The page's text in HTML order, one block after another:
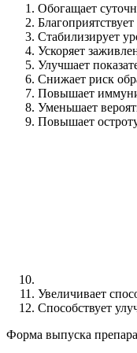
Обогащает
Стабилизирует
Ускоряет
Улучшает
Снижает риск
Повышает
Уменьшает
Повышает
Увеличивает
Способствует
Форма выпуска